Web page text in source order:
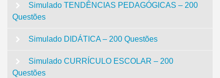
Simulado TENDÊNCIAS PEDAGÓGICAS – 200
Questões
Simulado DIDÁTICA – 200 Questões
Simulado CURRÍCULO ESCOLAR – 200
Questões